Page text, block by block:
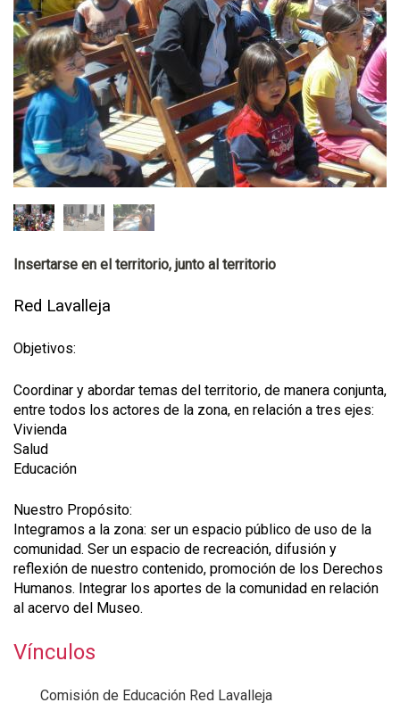
Insertarse en el territorio, junto al territorio
Red Lavalleja
Objetivos:
Coordinar y abordar temas del territorio, de manera conjunta,
entre todos los actores de la zona, en relación a tres ejes:
Vivienda
Salud
Educación
Nuestro Propósito:
Integramos a la zona: ser un espacio público de uso de la
comunidad. Ser un espacio de recreación, difusión y
reflexión de nuestro contenido, promoción de los Derechos
Humanos. Integrar los aportes de la comunidad en relación
al acervo del Museo.
Vínculos
Comisión de Educación Red Lavalleja